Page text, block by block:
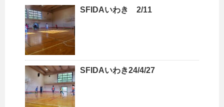
SFIDAいわき 2/11
SFIDAいわき24/4/27